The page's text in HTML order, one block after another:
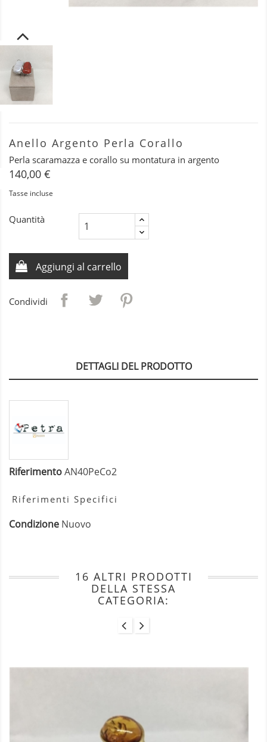
Anello Argento Perla Corallo
Perla scaramazza e corallo su montatura in argento
140,00 €
Tasse incluse
Quantità
Aggiungi al carrello
Condividi
DETTAGLI DEL PRODOTTO
RiferimentoAN40PeCo2
Riferimenti Specifici
Condizione Nuovo
16 ALTRI PRODOTTI
DELLA STESSA
CATEGORIA: